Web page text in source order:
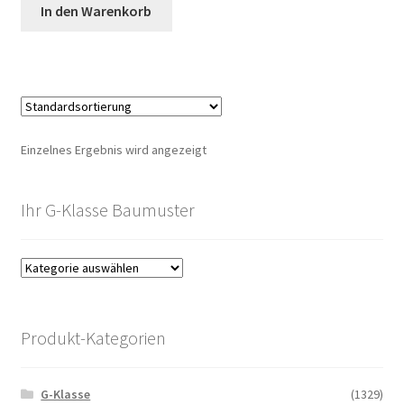
In den Warenkorb
Einzelnes Ergebnis wird angezeigt
Ihr G-Klasse Baumuster
Produkt-Kategorien
G-Klasse
(1329)